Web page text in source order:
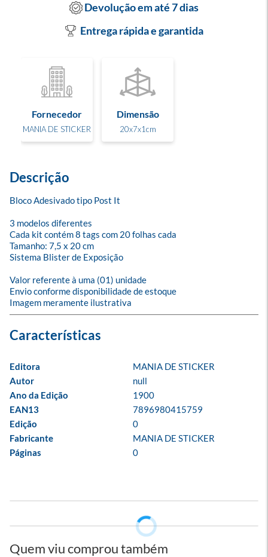
Devolução em até 7 dias
Entrega rápida e garantida
Fornecedor
MANIA DE STICKER
Dimensão
20x7x1cm
Descrição
Bloco Adesivado tipo Post It
3 modelos diferentes
Cada kit contém 8 tags com 20 folhas cada
Tamanho: 7,5 x 20 cm
Sistema Blister de Exposição
Valor referente à uma (01) unidade
Envio conforme disponibilidade de estoque
Imagem meramente ilustrativa
Editora
MANIA DE STICKER
Autor
null
Ano da Edição
1900
EAN13
7896980415759
Edição
0
Fabricante
MANIA DE STICKER
Páginas
0
Quem viu comprou também